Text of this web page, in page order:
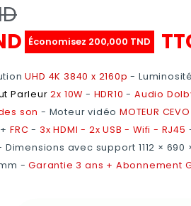
Économisez 200,000 TND
UHD 4K 3840 x 2160p - Luminosité
Parleur 2x 10W - HDR10 - Audio
son - Moteur vidéo MOTEUR
+ FRC - 3x HDMI - 2x USB - Wifi - RJ45
Dimensions avec support 1112 × 690
mm -Garantie 3 ans + Abonnement